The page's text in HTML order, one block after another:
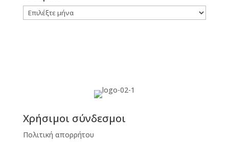
Ιστορικό
Χρήσιμοι σύνδεσμοι
Πολιτική απορρήτου